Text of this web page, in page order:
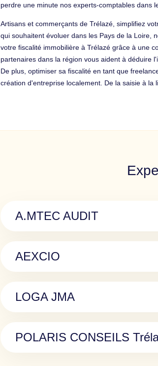
perdre une minute nos experts-comptables dans
Artisans et commerçants de Trélazé, simplifiez
qui souhaitent évoluer dans les Pays de la Loire,
votre fiscalité immobilière à Trélazé grâce à une
partenaires dans la région vous aident à déduire
De plus, optimiser sa fiscalité en tant que
création d'entreprise localement. De la saisie à la
A.MTEC AUDIT
AEXCIO
LOGA JMA
POLARIS CONSEILS